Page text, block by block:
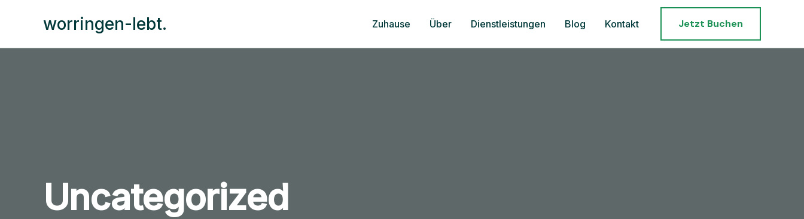
worringen-lebt. Zuhause Über Dienstleistungen Blog Kontakt Jetzt Buchen
Uncategorized